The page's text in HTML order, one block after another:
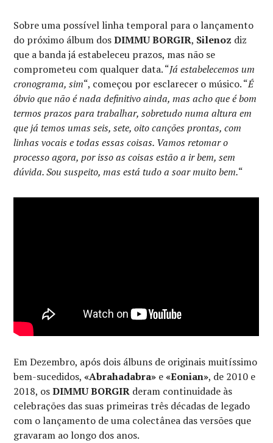
Sobre uma possível linha temporal para o lançamento
do próximo álbum dosDIMMU BORGIR, Silenoz diz
que a banda já estabeleceu prazos, mas não se
comprometeu com qualquer data. “Já estabelecemos um
cronograma, sim“, começou por esclarecer o músico. “É
óbvio que não é nada definitivo ainda, mas acho que é bom
termos prazos para trabalhar, sobretudo numa altura em
que já temos umas seis, sete, oito canções prontas, com
linhas vocais e todas essas coisas. Vamos retomar o
processo agora, por isso as coisas estão a ir bem, sem
dúvida. Sou suspeito, mas está tudo a soar muito bem.“
Em Dezembro, após dois álbuns de originais muitíssimo
bem-sucedidos,«Abrahadabra» e«Eonian», de 2010 e
2018, osDIMMU BORGIR deram continuidade às
celebrações das suas primeiras três décadas de legado
com o lançamento de uma colectânea das versões que
gravaram ao longo dos anos.